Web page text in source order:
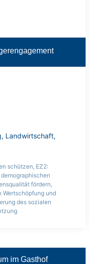
Landwirtschaft,
schützen EZ2:
fördern
Wertschöpfung und
des sozialen
im Gasthof